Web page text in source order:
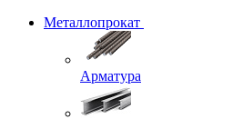
Металлопрокат
Арматура